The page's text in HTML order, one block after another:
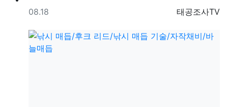
등록자
태공조사TV
등록일
08.18